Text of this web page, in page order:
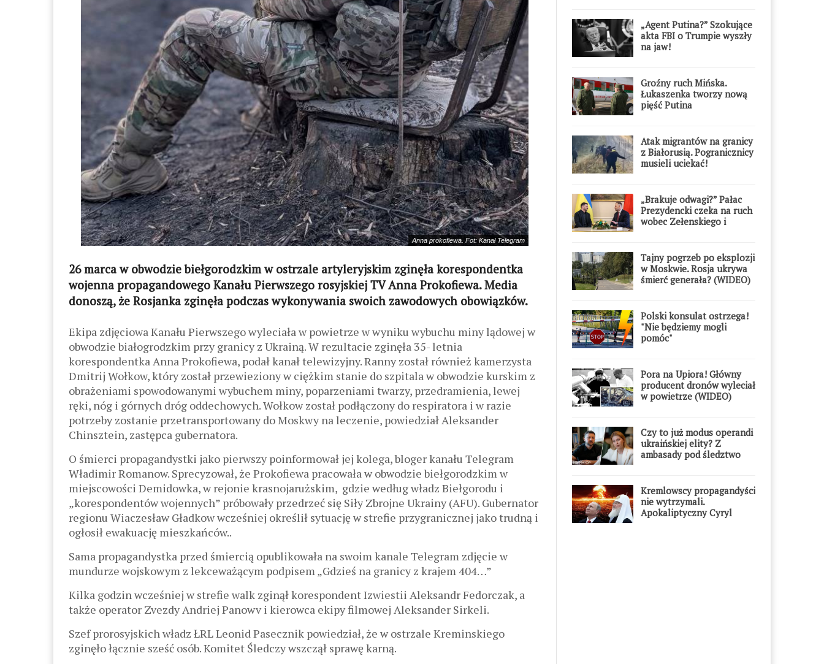
Anna prokofiewa. Fot: Kanał Telegram
26 marca w obwodzie biełgorodzkim w ostrzale artyleryjskim zginęła korespondentka
wojenna propagandowego Kanału Pierwszego rosyjskiej TV Anna Prokofiewa. Media
donoszą, że Rosjanka zginęła podczas wykonywania swoich zawodowych obowiązków.
Ekipa zdjęciowa Kanału Pierwszego wyleciała w powietrze w wyniku wybuchu miny lądowej w
obwodzie białogrodzkim przy granicy z Ukrainą. W rezultacie zginęła 35- letnia
korespondentka Anna Prokofiewa, podał kanał telewizyjny. Ranny został również kamerzysta
Dmitrij Wołkow, który został przewieziony w ciężkim stanie do szpitala w obwodzie kurskim z
obrażeniami spowodowanymi wybuchem miny, poparzeniami twarzy, przedramienia, lewej
ręki, nóg i górnych dróg oddechowych. Wołkow został podłączony do respiratora i w razie
potrzeby zostanie przetransportowany do Moskwy na leczenie, powiedział Aleksander
Chinsztein, zastępca gubernatora.
O śmierci propagandystki jako pierwszy poinformował jej kolega, bloger kanału Telegram
Władimir Romanow. Sprecyzował, że Prokofiewa pracowała w obwodzie biełgorodzkim w
miejscowości Demidowka, w rejonie krasnojarużskim, gdzie według władz Biełgorodu i
„korespondentów wojennych” próbowały przedrzeć się Siły Zbrojne Ukrainy (AFU). Gubernator
regionu Wiaczesław Gładkow wcześniej określił sytuację w strefie przygranicznej jako trudną i
ogłosił ewakuację mieszkańców..
Sama propagandystka przed śmiercią opublikowała na swoim kanale Telegram zdjęcie w
mundurze wojskowym z lekceważącym podpisem „Gdzieś na granicy z krajem 404…”
Kilka godzin wcześniej w strefie walk zginął korespondent Izwiestii Aleksandr Fedorczak, a
także operator Zvezdy Andriej Panowv i kierowca ekipy filmowej Aleksander Sirkeli.
Szef prorosyjskich władz ŁRL Leonid Pasecznik powiedział, że w ostrzale Kreminskiego
zginęło łącznie sześć osób. Komitet Śledczy wszczął sprawę karną.
„Agent Putina?” Szokujące
akta FBI o Trumpie wyszły
na jaw!
Groźny ruch Mińska.
Łukaszenka tworzy nową
pięść Putina
Atak migrantów na granicy
z Białorusią. Pogranicznicy
musieli uciekać!
„Brakuje odwagi?” Pałac
Prezydencki czeka na ruch
wobec Zełenskiego i
Tajny pogrzeb po eksplozji
w Moskwie. Rosja ukrywa
śmierć generała? (WIDEO)
Polski konsulat ostrzega!
"Nie będziemy mogli
pomóc"
Pora na Upiora! Główny
producent dronów wyleciał
w powietrze (WIDEO)
Czy to już modus operandi
ukraińskiej elity? Z
ambasady pod śledztwo
Kremlowscy propagandyści
nie wytrzymali.
Apokaliptyczny Cyryl